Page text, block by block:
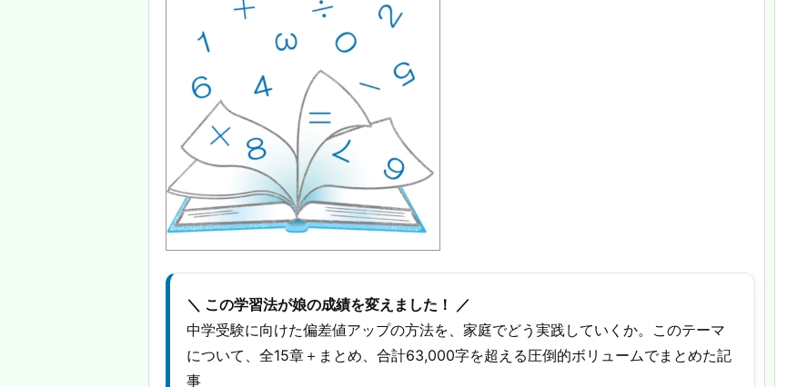
＼ この学習法が娘の成績を変えました！ ／
中学受験に向けた偏差値アップの方法を、家庭でどう実践していくか。このテーマ
について、全15章＋まとめ、合計63,000字を超える圧倒的ボリュームでまとめた記
事